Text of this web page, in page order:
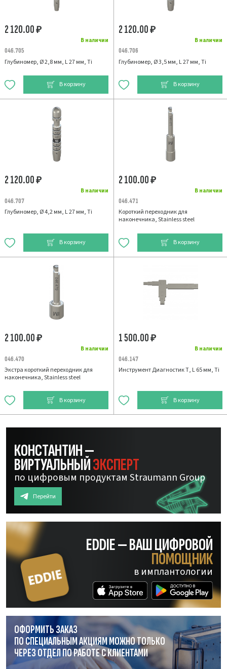
В наличии
2 120.00₽
046.705
Глубиномер, Ø 2,8 мм, L 27 мм, Ti
В корзину
В наличии
2 120.00₽
046.706
Глубиномер, Ø 3,5 мм, L 27 мм, Ti
В корзину
В наличии
2 120.00₽
046.707
Глубиномер, Ø 4,2 мм, L 27 мм, Ti
В корзину
В наличии
2 100.00₽
046.471
Короткий переходник для
наконечника, Stainless steel
В корзину
В наличии
2 100.00₽
046.470
Экстра короткий переходник для
наконечника, Stainless steel
В корзину
В наличии
1 500.00₽
046.147
Инструмент Диагностик Т, L 65 мм, Ti
В корзину
КОНСТАНТИН —
ВИРТУАЛЬНЫЙЭКСПЕРТ
по цифровым продуктам Straumann Group
Перейти
EDDIE — ВАШ ЦИФРОВОЙ
ПОМОЩНИК
в имплантологии
ОФОРМИТЬ ЗАКАЗ
ПО СПЕЦИАЛЬНЫМ АКЦИЯМ МОЖНО ТОЛЬКО
ЧЕРЕЗ ОТДЕЛПО РАБОТЕС КЛИЕНТАМИ